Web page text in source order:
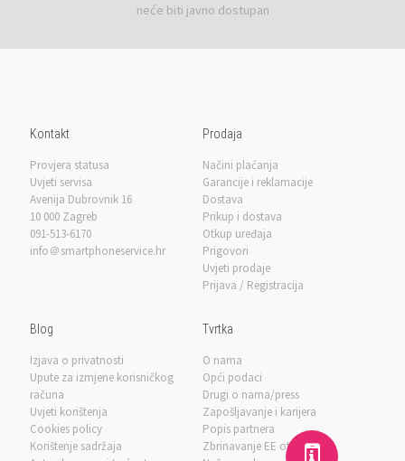
neće biti javno dostupan
Kontakt
Provjera statusa
Uvjeti servisa
Avenija Dubrovnik 16
10 000 Zagreb
091-513-6170
info＠smartphoneservice.hr
Prodaja
Načini plaćanja
Garancije i reklamacije
Dostava
Prikup i dostava
Otkup uređaja
Prigovori
Uvjeti prodaje
Prijava / Registracija
Blog
Izjava o privatnosti
Upute za izmjene korisničkog
računa
Uvjeti korištenja
Cookies policy
Korištenje sadržaja
Tvrtka
O nama
Opći podaci
Drugi o nama/press
Zapošljavanje i karijera
Popis partnera
Zbrinavanje EE otpada